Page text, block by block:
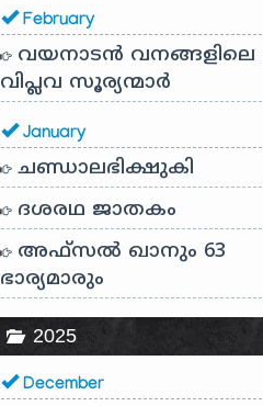
February
വയനാടൻ വനങ്ങളിലെ
വിപ്ലവ സൂര്യന്മാർ
January
ചണ്ഡാലഭിക്ഷുകി
ദശരഥ ജാതകം
അഫ്സൽ ഖാനും 63
ഭാര്യമാരും
2025
December